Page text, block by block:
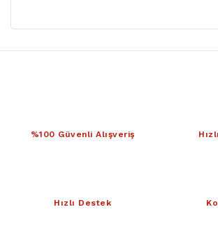
%100 Güvenli Alışveriş
Hızlı Destek